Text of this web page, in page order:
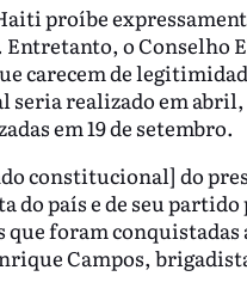
proíbe
Entretanto, o
carecem de
realizado em abril,
em 19 de setembro.
constitucional] do
do país e de seu
foram
Campos,